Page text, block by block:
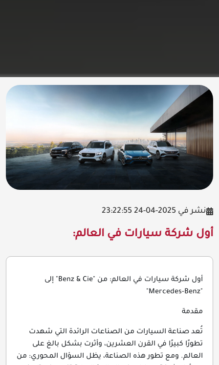
نشر في 2025-04-24 23:22:55
أول شركة سيارات في العالم:
أول شركة سيارات في العالم: من "Benz & Cie" إلى
"Mercedes-Benz"
مقدمة
تُعد صناعة السيارات من الصناعات الرائدة التي شهدت
تطورًا كبيرًا في القرن العشرين، وأثرت بشكل بالغ على
العالم. ومع تطور هذه الصناعة، يظل السؤال المحوري: من